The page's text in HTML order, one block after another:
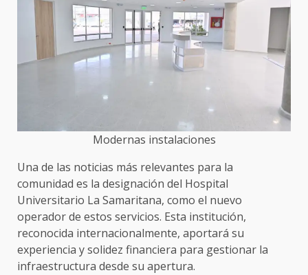
Modernas instalaciones
Una de las noticias más relevantes para la
comunidad es la designación del Hospital
Universitario La Samaritana, como el nuevo
operador de estos servicios. Esta institución,
reconocida internacionalmente, aportará su
experiencia y solidez financiera para gestionar la
infraestructura desde su apertura.